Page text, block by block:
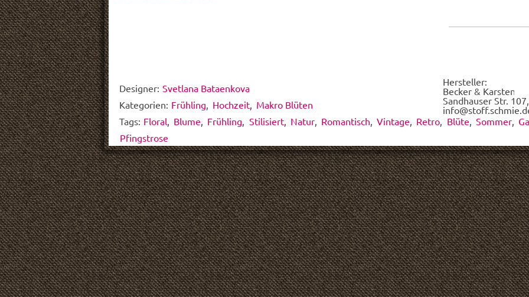
dem
Design
drucken.
*
Hersteller:
Becker & Karsten
Sandhauser Str.
Designer: Svetlana Bataenkova
Kategorien: Frühling Hochzeit Makro Blüten
Tags: Floral Blume Frühling Stilisiert, Natur, Romantisch Vintage Retro Blüte Sommer,
Pfingstrose